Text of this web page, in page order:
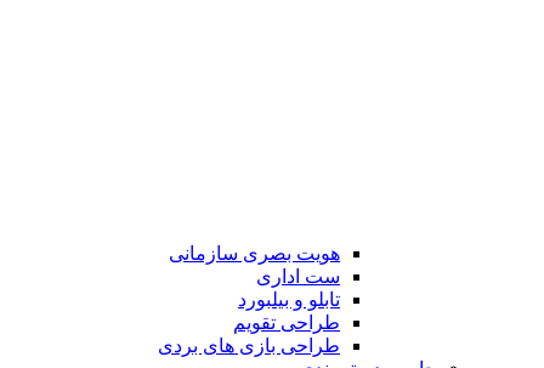
هویت بصری سازمانی
ست اداری
تابلو و بیلبورد
طراحی تقویم
طراحی بازی های بردی